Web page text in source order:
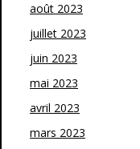
août 2023
juillet 2023
juin 2023
mai 2023
avril 2023
mars 2023